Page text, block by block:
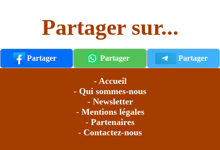
Partager sur...
Partager Partager Partager
- Accueil
- Qui sommes-nous
- Newsletter
- Mentions légales
- Partenaires
- Contactez-nous